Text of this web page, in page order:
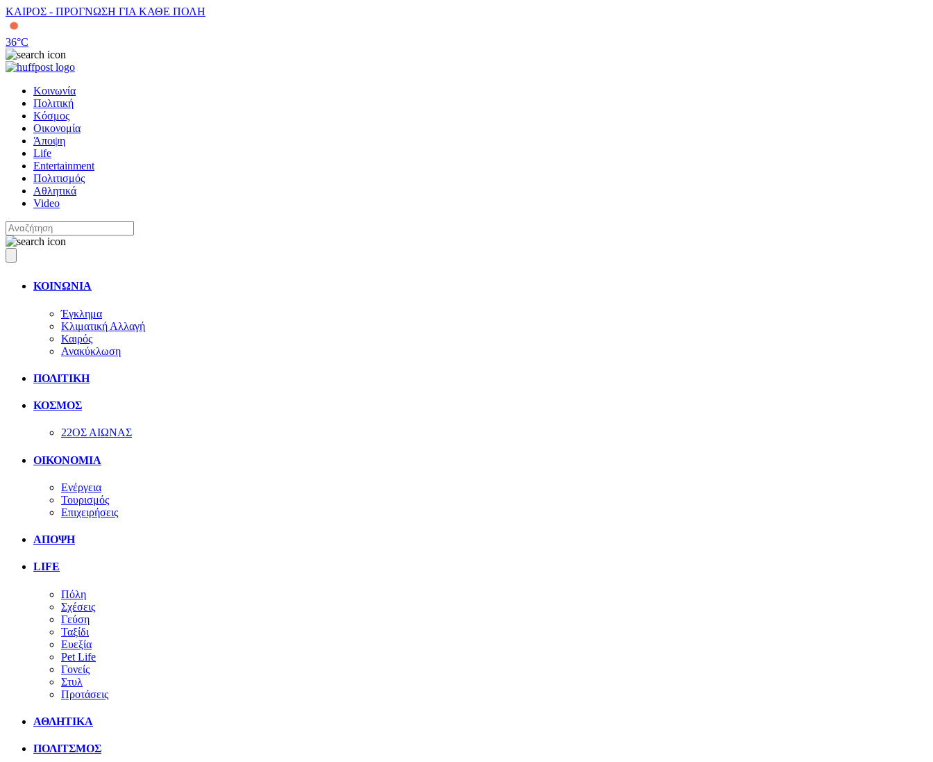
ΚΑΙΡΟΣ - ΠΡΟΓΝΩΣΗ ΓΙΑ ΚΑΘΕ ΠΟΛΗ
36°C
Κοινωνία
Πολιτική
Κόσμος
Οικονομία
Άποψη
Life
Entertainment
Πολιτισμός
Αθλητικά
Video
ΚΟΙΝΩΝΙΑ
Έγκλημα
Κλιματική Αλλαγή
Καιρός
Ανακύκλωση
ΠΟΛΙΤΙΚΗ
ΚΟΣΜΟΣ
22ΟΣ ΑΙΩΝΑΣ
ΟΙΚΟΝΟΜΙΑ
Ενέργεια
Τουρισμός
Επιχειρήσεις
ΑΠΟΨΗ
LIFE
Πόλη
Σχέσεις
Γεύση
Ταξίδι
Ευεξία
Pet Life
Γονείς
Στυλ
Προτάσεις
ΑΘΛΗΤΙΚΑ
ΠΟΛΙΤΣΜΟΣ